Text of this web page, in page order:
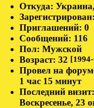
Откуда:
Зарегистрирован
Приглашений: 0
Сообщений: 116
Пол: Мужской
Возраст: 32
Провел на
1 час 15 минут
Последний визит:
Воскресенье, 23